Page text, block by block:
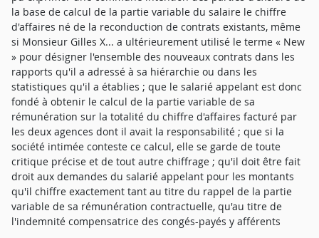
la base de calcul de la partie variable du salaire le chiffre
d'affaires né de la reconduction de contrats existants, même
si Monsieur Gilles X... a ultérieurement utilisé le terme « New
» pour désigner l'ensemble des nouveaux contrats dans les
rapports qu'il a adressé à sa hiérarchie ou dans les
statistiques qu'il a établies ; que le salarié appelant est donc
fondé à obtenir le calcul de la partie variable de sa
rémunération sur la totalité du chiffre d'affaires facturé par
les deux agences dont il avait la responsabilité ; que si la
société intimée conteste ce calcul, elle se garde de toute
critique précise et de tout autre chiffrage ; qu'il doit être fait
droit aux demandes du salarié appelant pour les montants
qu'il chiffre exactement tant au titre du rappel de la partie
variable de sa rémunération contractuelle, qu'au titre de
l'indemnité compensatrice des congés-payés y afférents